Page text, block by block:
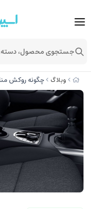
وبلاگ چگونه روکش
جستجوی محصول، دسته،